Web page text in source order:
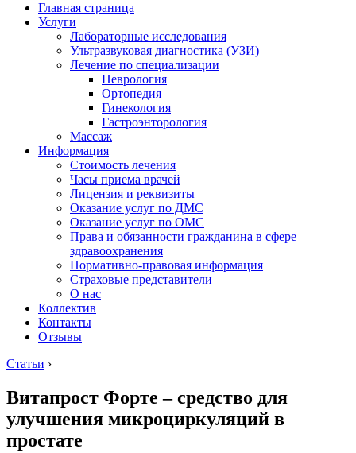
Главная страница
Услуги
Лабораторные исследования
Ультразвуковая диагностика (УЗИ)
Лечение по специализации
Неврология
Ортопедия
Гинекология
Гастроэнторология
Массаж
Информация
Стоимость лечения
Часы приема врачей
Лицензия и реквизиты
Оказание услуг по ДМС
Оказание услуг по ОМС
Права и обязанности гражданина в сфере
здравоохранения
Нормативно-правовая информация
Страховые представители
О нас
Коллектив
Контакты
Отзывы
Статьи ›
Витапрост Форте – средство для
улучшения микроциркуляций в
простате